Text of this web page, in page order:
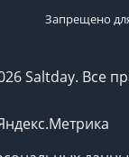
Запрещено
Saltday. Все